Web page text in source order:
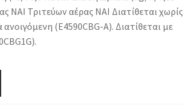
ΝΑΙ Τριτεύων αέρας ΝΑΙ Διατίθεται χωρίς
(E4590CBG-A). Διατίθεται με